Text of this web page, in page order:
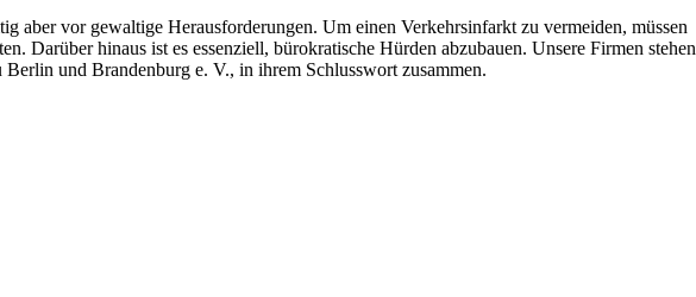
aber vor gewaltige Herausforderungen. Um einen Verkehrsinfarkt zu vermeiden, müssen
Darüber hinaus ist es essenziell, bürokratische Hürden abzubauen. Unsere Firmen stehen
und Brandenburg e. V., in ihrem Schlusswort zusammen.